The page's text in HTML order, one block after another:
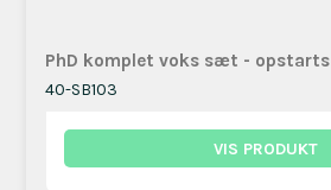
PhD komplet voks sæt - opstarts
40-SB103
VIS PRODUKT